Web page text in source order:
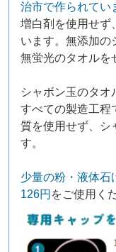
治市で作られてい
増白剤を使用せず
います。無添加の
無蛍光のタオルを
シャボン玉のタオ
すべての製造工程
質を使用せず、シ
す。
少量の粉・液体石
126円 をご使用く